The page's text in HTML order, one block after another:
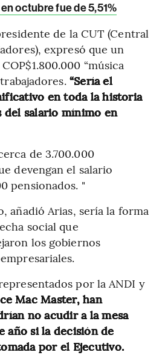
octubre fue de 5,51%
de la CUT (Central
expresó que un
“música
“Sería el
en toda la historia
del salario mínimo en
de 3.700.000
devengan el salario
pensionados. "
añadió Arias, sería la forma
social que
los gobiernos
por la ANDI y
Mac Master, han
no acudir a la mesa
si la decisión de
por el Ejecutivo.